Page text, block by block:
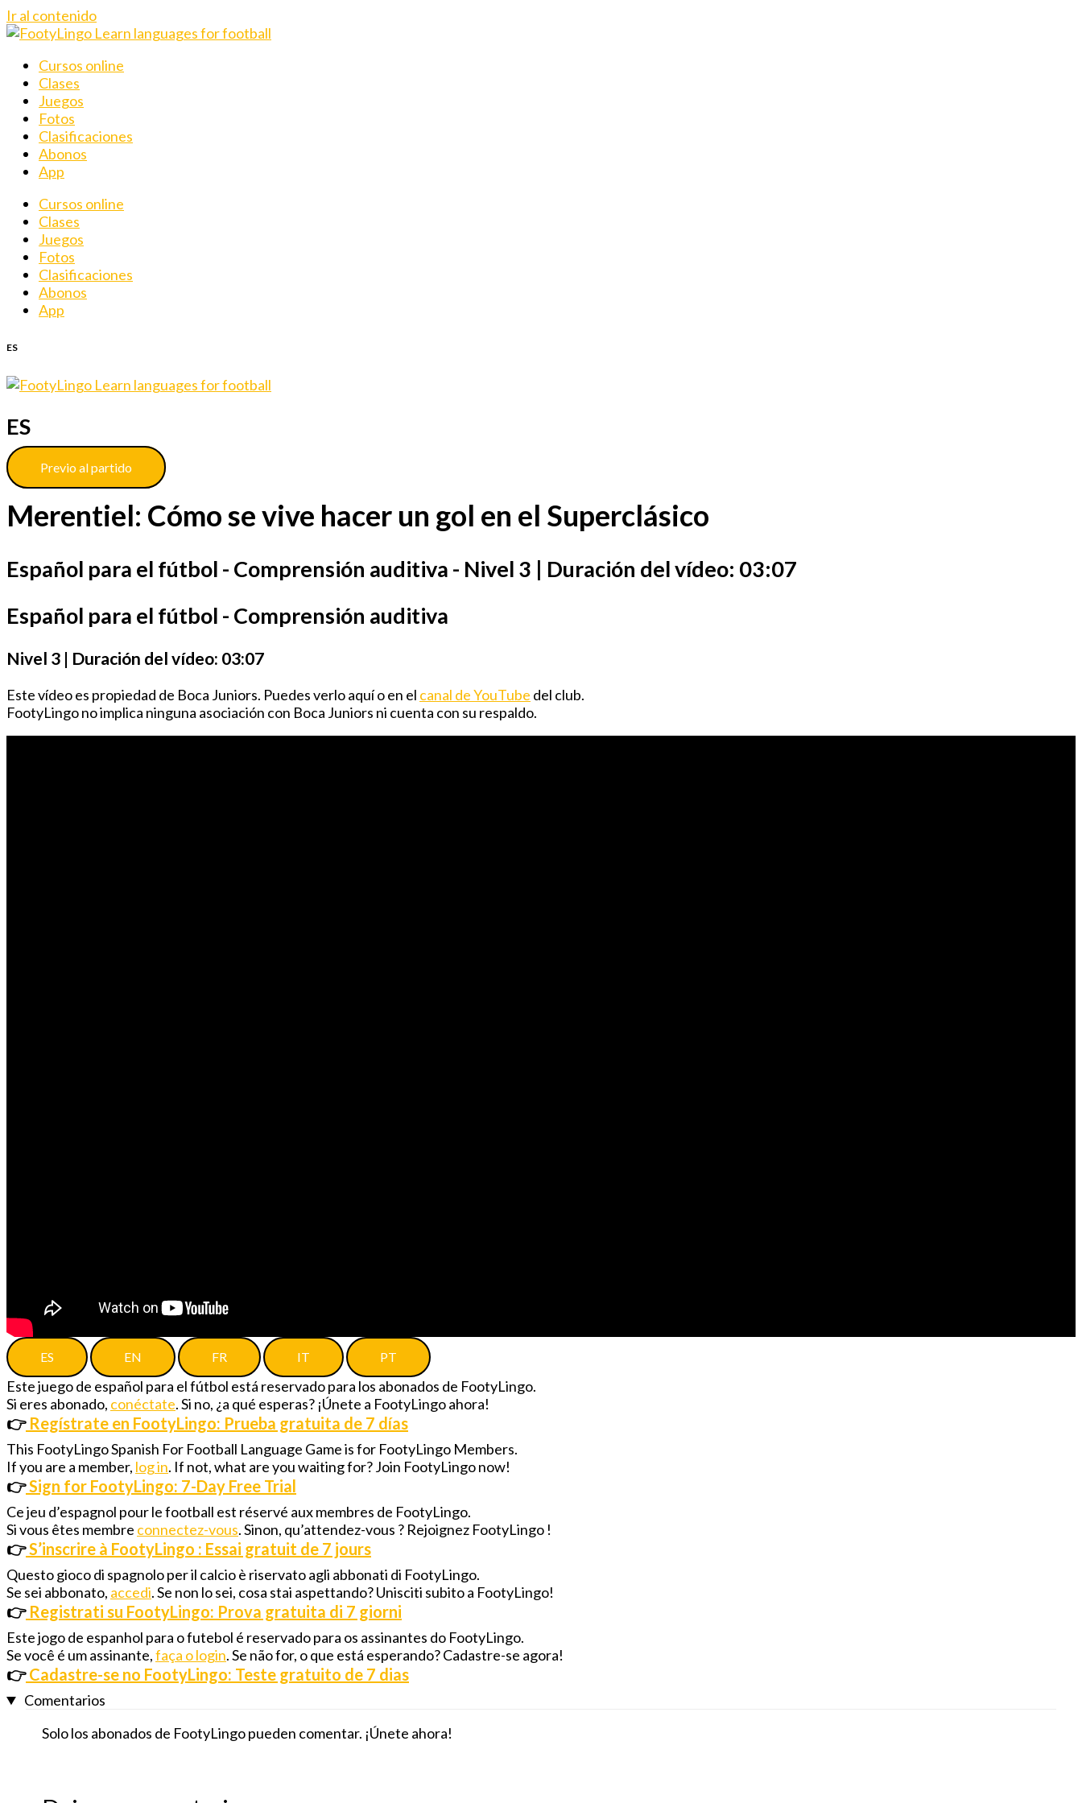
Ir al contenido
Cursos online
Clases
Juegos
Fotos
Clasificaciones
Abonos
App
Cursos online
Clases
Juegos
Fotos
Clasificaciones
Abonos
App
ES
ES
Previo al partido
Merentiel: Cómo se vive hacer un gol en el Superclásico
Español para el fútbol - Comprensión auditiva - Nivel 3 | Duración del vídeo: 03:07
Español para el fútbol - Comprensión auditiva
Nivel 3 | Duración del vídeo: 03:07
Este vídeo es propiedad de Boca Juniors. Puedes verlo aquí o en el canal de YouTube del club.
FootyLingo no implica ninguna asociación con Boca Juniors ni cuenta con su respaldo.
ES EN FR IT PT
Este juego de español para el fútbol está reservado para los abonados de FootyLingo.
Si eres abonado, conéctate. Si no, ¿a qué esperas? ¡Únete a FootyLingo ahora!
👉 Regístrate en FootyLingo: Prueba gratuita de 7 días
This FootyLingo Spanish For Football Language Game is for FootyLingo Members.
If you are a member, log in. If not, what are you waiting for? Join FootyLingo now!
👉Sign for FootyLingo: 7-Day Free Trial
Ce jeu d’espagnol pour le football est réservé aux membres de FootyLingo.
Si vous êtes membre connectez-vous. Sinon, qu’attendez-vous ? Rejoignez FootyLingo !
👉S’inscrire à FootyLingo : Essai gratuit de 7 jours
Questo gioco di spagnolo per il calcio è riservato agli abbonati di FootyLingo.
Se sei abbonato, accedi. Se non lo sei, cosa stai aspettando? Unisciti subito a FootyLingo!
👉 Registrati su FootyLingo: Prova gratuita di 7 giorni
Este jogo de espanhol para o futebol é reservado para os assinantes do FootyLingo.
Se você é um assinante,faça o login. Se não for, o que está esperando? Cadastre-se agora!
👉 Cadastre-se no FootyLingo: Teste gratuito de 7 dias
Comentarios
Solo los abonados de FootyLingo pueden comentar. ¡Únete ahora!